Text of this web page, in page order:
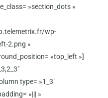
»section_dots »
wp-
2.png »
»top_left »]
type= »1_3″
»||| »